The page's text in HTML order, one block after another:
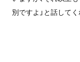
別ですよ」と話してく